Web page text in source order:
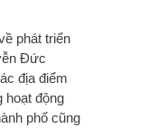
phát triển
Đức
địa điểm
hoạt động
phố cũng